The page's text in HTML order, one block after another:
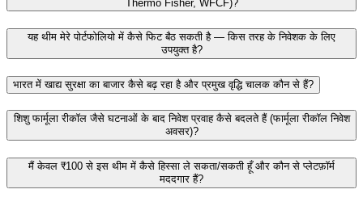
Thermo Fisher, WFCF)?
यह थीम मेरे पोर्टफोलियो में कैसे फिट बैठ सकती है — किस तरह के निवेशक के लिए
उपयुक्त है?
भारत में खाद्य सुरक्षा का बाजार कैसे बढ़ रहा है और प्रमुख वृद्धि चालक कौन से हैं?
शिशु फार्मूला रीकॉल जैसे घटनाओं के बाद निवेश प्रवाह कैसे बदलते हैं (फार्मूला रीकॉल निवेश
अवसर)?
मैं केवल ₹100 से इस थीम में कैसे हिस्सा ले सकता/सकती हूँ और कौन से प्लेटफ़ॉर्म
मददगार हैं?